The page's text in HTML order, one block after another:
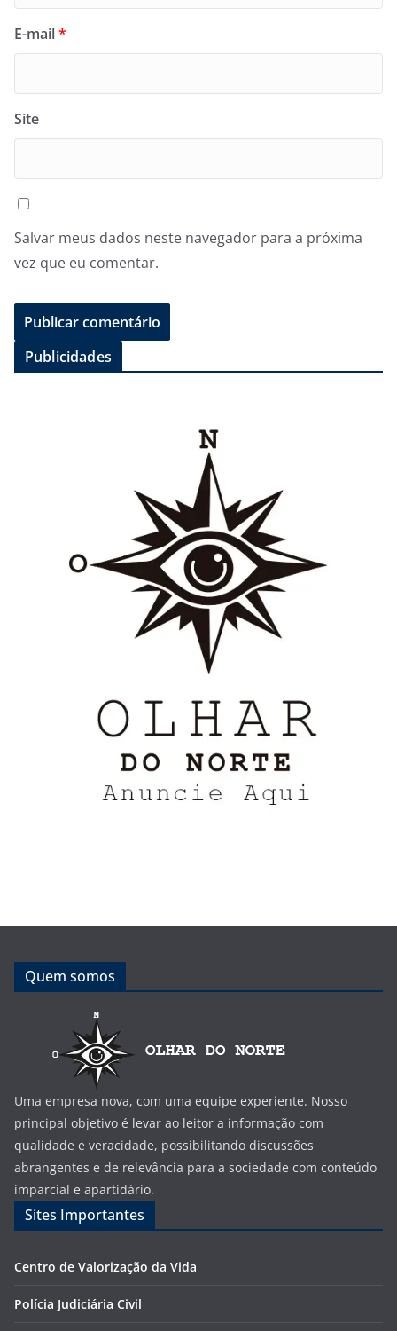
E-mail*
Site
Salvar meus dados neste navegador para a próxima
vez que eu comentar.
Publicidades
Quem somos
Uma empresa nova, com uma equipe experiente. Nosso
principal objetivo é levar ao leitor a informação com
qualidade e veracidade, possibilitando discussões
abrangentes e de relevância para a sociedade com conteúdo
imparcial e apartidário.
Sites Importantes
Centro de Valorização da Vida
Polícia Judiciária Civil